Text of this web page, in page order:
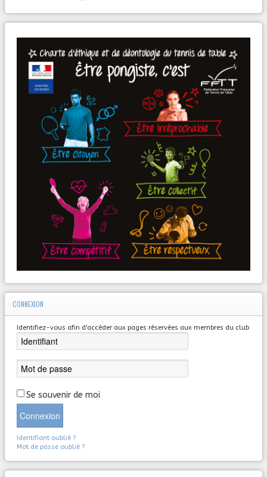
CONNEXION
Identifiez-vous afin d'accéder aux pages réservées aux membres du club
Se souvenir de moi
Connexion
Identifiant oublié ?
Mot de passe oublié ?